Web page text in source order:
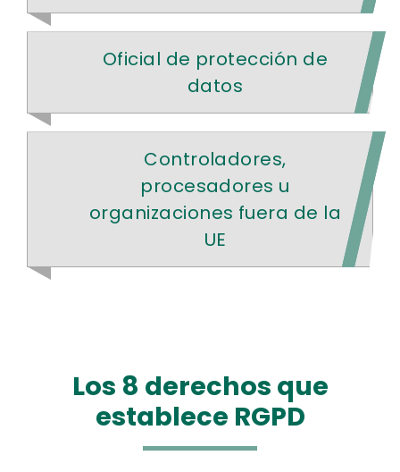
Oficial de protección de
datos
Controladores,
procesadores u
organizaciones fuera de la
UE
Los 8 derechos que
establece RGPD